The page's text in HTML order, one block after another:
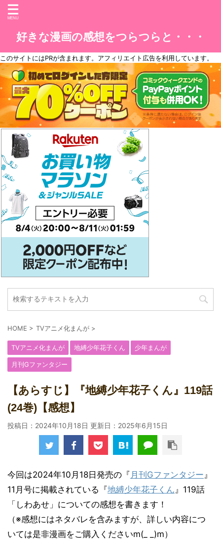
好きな漫画の感想をつらつらと・・・
このサイトにはPRが含まれます。アフィリエイト広告を利用しています。
HOME > TVアニメ化まんが >
TVアニメ化まんが 地縛少年花子くん 少年まんが
月刊Gファンタジー
【あらすじ】『地縛少年花子くん』119話
(24巻)【感想】
投稿日：2024年10月18日 更新日： 2025年6月15日
今回は2024年10月18日発売の『 月刊Gファンタジー』
11月号に掲載されている『地縛少年花子くん』119話
「しわあせ」についての感想を書きます！
（※感想にはネタバレを含みますが、詳しい内容につ
いては是非漫画をご購入くださいm(_ _)m）